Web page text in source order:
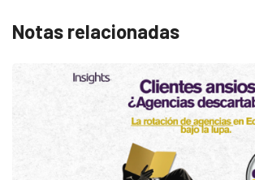
Notas relacionadas